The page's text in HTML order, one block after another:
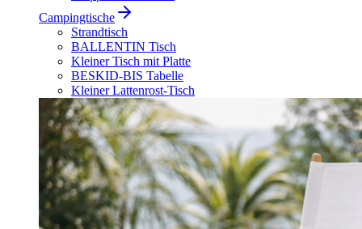
Campingtische
Strandtisch
BALLENTIN Tisch
Kleiner Tisch mit Platte
BESKID-BIS Tabelle
Kleiner Lattenrost-Tisch